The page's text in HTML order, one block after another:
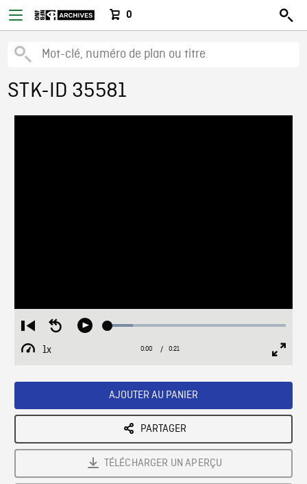
0
STK-ID 35581
Restart
from
beginning
Seek
Play Loaded:
1x
Playback
Current
0:00 / Duration
0:21
AJOUTER AU PANIER
PARTAGER
TÉLÉCHARGER UN APERÇU